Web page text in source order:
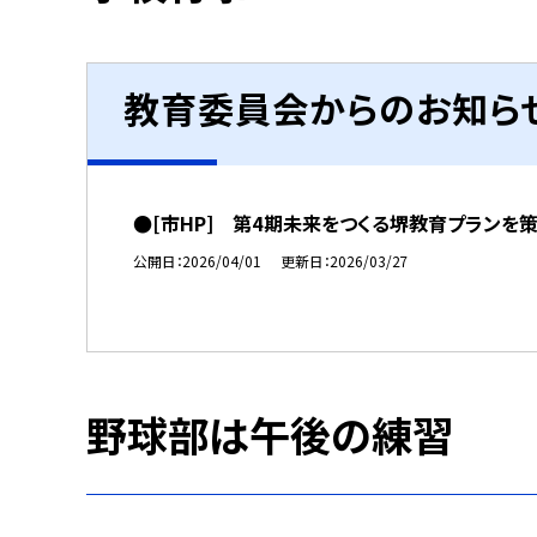
教育委員会からのお知ら
●[市HP] 第4期未来をつくる堺教育プランを策
公開日 2026/04/01 更新日 2026/03/27
野球部は午後の練習